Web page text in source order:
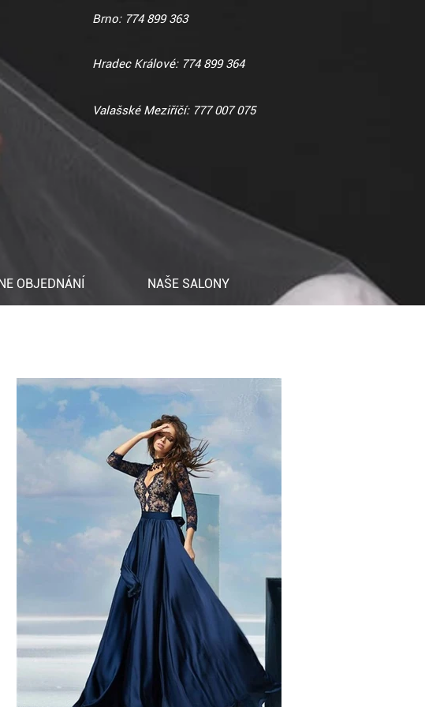
Brno: 774 899 363
Hradec Králové: 774 899 364
Valašské Meziříčí: 777 007 075
OBJEDNÁNÍ NAŠE SALONY